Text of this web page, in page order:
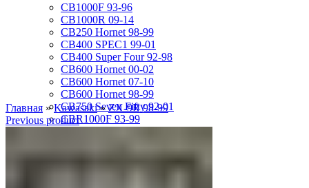
CB1000F 93-96
CB1000R 09-14
CB250 Hornet 98-99
CB400 SPEC1 99-01
CB400 Super Four 92-98
CB600 Hornet 00-02
CB600 Hornet 07-10
CB600 Hornet 98-99
CB750 Seven Fifty 92-01
CBR1000F 93-99
CBR1000RR 08-11
CBR1100XX 01-07
Главная »Kawasaki»ZX-9R 98-99
Previous product